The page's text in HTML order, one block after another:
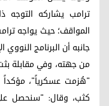
ترامب يشاركه التوجه
المواقف؛ حيث يواجه
جانبه أن البرنامج
من جهته، وفي مقابلة
"هُزمت عسكرياً"، مؤكداً
كثب، وقال: "سنحصل